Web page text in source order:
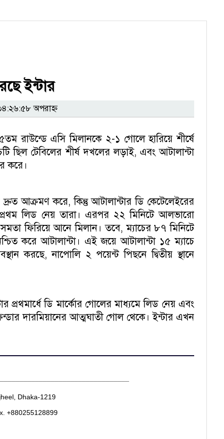
ইন্টার
অপরাহ্ন
রাউন্ডে এসি মিলানকে ২-১ গোলে হারিয়ে শীর্ষে
ছিল টেবিলের শীর্ষ দখলের লড়াই, এবং আটালান্টা
করে।
আক্রমণ করে, কিন্তু আটালান্টার ডি কেটেলেইরের
লিড নেয় তারা। এরপর ২২ মিনিটে আলভারো
ফিরিয়ে আনে মিলান। তবে, ম্যাচের ৮৭ মিনিটে
করে আটালান্টা। এই জয়ে আটালান্টা ১৫ ম্যাচে
করছে, নাপোলি ২ পয়েন্ট পিছনে দ্বিতীয় স্থানে
প্রথমার্ধে ডি মার্কোর গোলের মাধ্যমে লিড নেয় এবং
দারমিয়ানের আত্মঘাতী গোল থেকে। ইন্টার এখন
Dhaka-1219
+880255128899